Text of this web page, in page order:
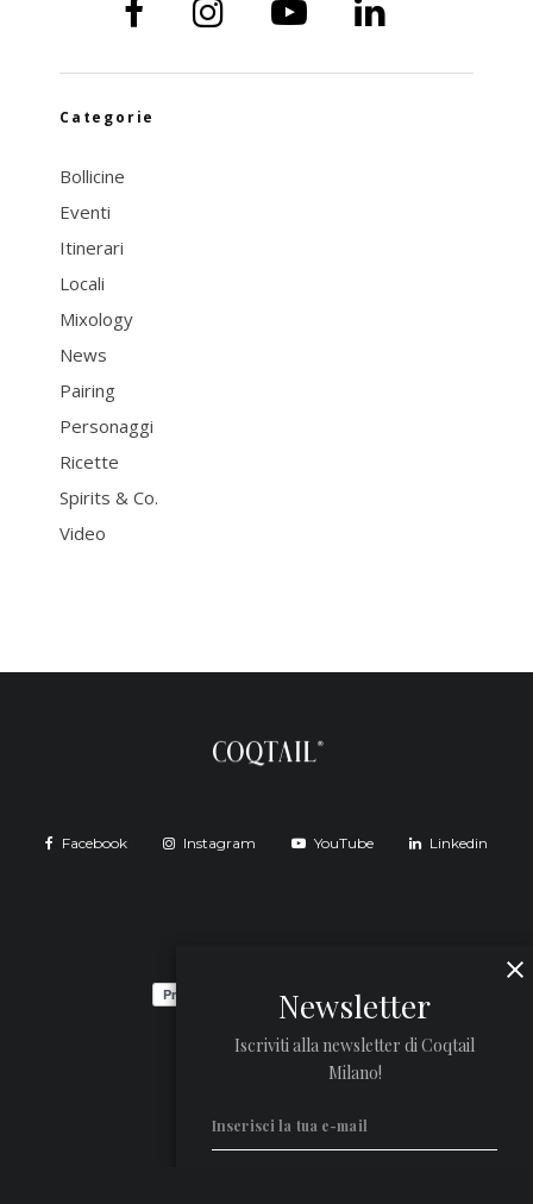
Categorie
Bollicine
Eventi
Itinerari
Locali
Mixology
News
Pairing
Personaggi
Ricette
Spirits & Co.
Video
Facebook Instagram YouTube Linkedin
Newsletter
Iscriviti alla newsletter di Coqtail
Milano!